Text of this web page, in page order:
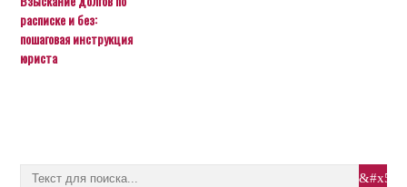
расписке и без:
пошаговая инструкция
юриста